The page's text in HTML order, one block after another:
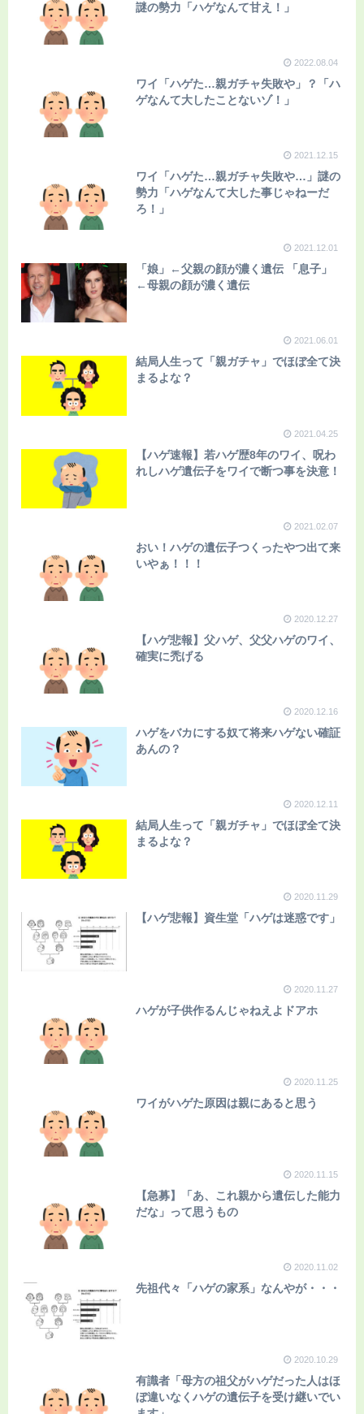
謎の勢力「ハゲなんて甘え！」
2022.08.04
ワイ「ハゲた…親ガチャ失敗や」？「ハ
ゲなんて大したことないゾ！」
2021.12.15
ワイ「ハゲた…親ガチャ失敗や…」謎の
勢力「ハゲなんて大した事じゃねーだ
ろ！」
2021.12.01
「娘」←父親の顔が濃く遺伝 「息子」
←母親の顔が濃く遺伝
2021.06.01
結局人生って「親ガチャ」でほぼ全て決
まるよな？
2021.04.25
【ハゲ速報】若ハゲ歴8年のワイ、呪わ
れしハゲ遺伝子をワイで断つ事を決意！
2021.02.07
おい！ハゲの遺伝子つくったやつ出て来
いやぁ！！！
2020.12.27
【ハゲ悲報】父ハゲ、父父ハゲのワイ、
確実に禿げる
2020.12.16
ハゲをバカにする奴て将来ハゲない確証
あんの？
2020.12.11
結局人生って「親ガチャ」でほぼ全て決
まるよな？
2020.11.29
【ハゲ悲報】資生堂「ハゲは迷惑です」
2020.11.27
ハゲが子供作るんじゃねえよドアホ
2020.11.25
ワイがハゲた原因は親にあると思う
2020.11.15
【急募】「あ、これ親から遺伝した能力
だな」って思うもの
2020.11.02
先祖代々「ハゲの家系」なんやが・・・
2020.10.29
有識者「母方の祖父がハゲだった人はほ
ぼ違いなくハゲの遺伝子を受け継いでい